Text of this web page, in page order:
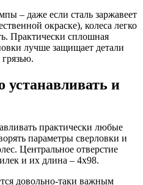
– даже если сталь заржавеет
окраске), колеса легко
Практически сплошная
лучше защищает детали
и
практически любые
параметры сверловки и
Центральное отверстие
и их длина – 4х98.
довольно-таки важным